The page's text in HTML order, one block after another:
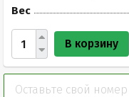
Вес
В корзину